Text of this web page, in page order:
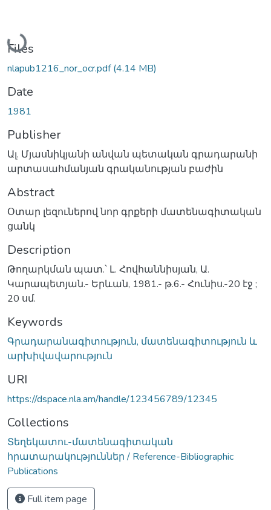
Loading...
Files
nlapub1216_nor_ocr.pdf(4.14 MB)
Date
1981
Publisher
Ալ. Մյասնիկյանի անվան պետական գրադարանի
արտասահմանյան գրականության բաժին
Abstract
Օտար լեզուներով նոր գրքերի մատենագիտական
ցանկ
Description
Թողարկման պատ.՝ Լ. Հովհաննիսյան, Ա.
Կարապետյան.- Երևան, 1981.- թ.6.- Հունիս.-20 էջ ;
20 սմ.
Keywords
Գրադարանագիտություն, մատենագիտություն և
արխիվավարություն
URI
https://dspace.nla.am/handle/123456789/12345
Collections
Տեղեկատու-մատենագիտական
հրատարակություններ / Reference-Bibliographic
Publications
Full item page